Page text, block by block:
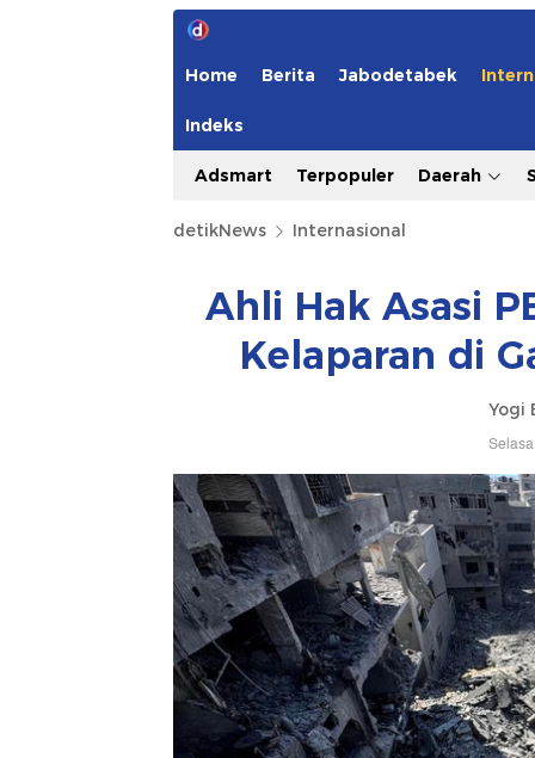
Home Berita Jabodetabek
Indeks
Adsmart Terpopuler Daerah
detikNews Internasional
Ahli Hak Asasi
Kelaparan di
Yogi